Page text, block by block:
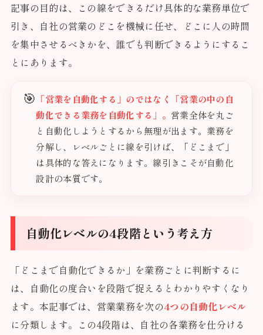
記事の目的は、この線をできるだけ具体的な業務単位で
引き、自社の営業のどこを機械に任せ、どこに人の時間
を集中させるべきかを、誰でも判断できるようにするこ
とにあります。
🎯 「営業を自動化する」のではなく「営業の中の自
動化できる業務を自動化する」。 営業全体を丸ご
と自動化しようとするから無理が出ます。業務を
分解し、レベルごとに線を引けば、「どこまで」
は具体的な答えになります。線引きこそが自動化
設計の本質です。
自動化レベルの4段階という考え方
「どこまで自動化できるか」を業務ごとに判断するに
は、自動化の度合いを段階で捉えるとわかりやすくなり
ます。本記事では、営業業務を次の4つの自動化レベル
に分類します。この4段階は、自社の各業務を仕分ける